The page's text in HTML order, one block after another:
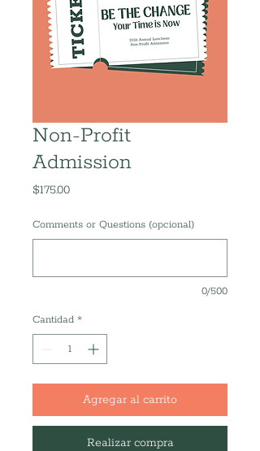
Non-Profit
Admission
$175.00Precio
Comments or Questions (opcional)
0/500
Cantidad *
Agregar al carrito
Realizar compra